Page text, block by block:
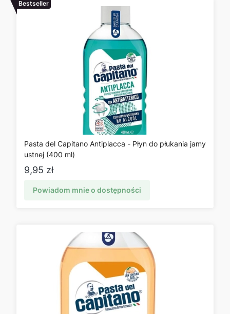
Bestseller
Pasta del Capitano Antiplacca - Płyn do płukania jamy
ustnej (400 ml)
Cena
9,95 zł
Powiadom mnie o dostępności